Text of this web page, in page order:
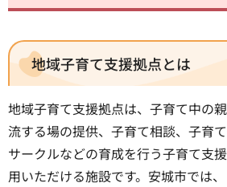
地域子育て支援拠点とは
地域子育て支援拠点は、子育て中の
流する場の提供、子育て相談、子育
サークルなどの育成を行う子育て支
用いただける施設です。安城市では